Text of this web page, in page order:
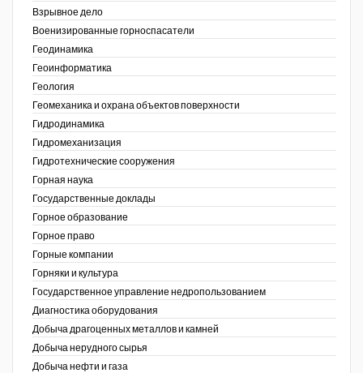
Взрывное дело
Военизированные горноспасатели
Геодинамика
Геоинформатика
Геология
Геомеханика и охрана объектов поверхности
Гидродинамика
Гидромеханизация
Гидротехнические сооружения
Горная наука
Государственные доклады
Горное образование
Горное право
Горные компании
Горняки и культура
Государственное управление недропользованием
Диагностика оборудования
Добыча драгоценных металлов и камней
Добыча нерудного сырья
Добыча нефти и газа
Нефтегазовая вертикаль
Разведка и охрана недр
Стандарт качества
Уголь
Уголь Кузбасса
Химагрегаты